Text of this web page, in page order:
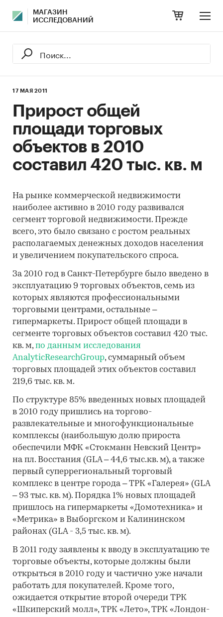
МАГАЗИН
ИССЛЕДОВАНИЙ
17 МАЯ 2011
Прирост общей
площади торговых
объектов в 2010
составил 420 тыс. кв. м
На рынке коммерческой недвижимости
наиболее активно в 2010 году развивался
сегмент торговой недвижимости. Прежде
всего, это было связано с ростом реальных
располагаемых денежных доходов населения
и увеличением покупательского спроса.
За 2010 год в Санкт-Петербурге было введено в
эксплуатацию 9 торговых объектов, семь из
которых являются профессиональными
торговыми центрами, остальные –
гипермаркеты. Прирост общей площади в
сегменте торговых объектов составил 420 тыс.
кв. м,по данным исследования
AnalyticResearchGroup, cуммарный объем
торговых площадей этих объектов составил
219,6 тыс. кв. м.
По структуре 85% введенных новых площадей
в 2010 году пришлись на торгово-
развлекательные и многофункциональные
комплексы (наибольшую долю прироста
обеспечили МФК «Стокманн Невский Центр»
на пл. Восстания (GLA – 44,6 тыс.кв. м), а также
первый суперрегиональный торговый
комплекс в центре города – ТРК «Галерея» (GLA
– 93 тыс. кв. м). Порядка 1% новых площадей
пришлось на гипермаркеты «Домотехника» и
«Метрика» в Выборгском и Калининском
районах (GLA - 3,5 тыс. кв. м).
В 2011 году заявлены к вводу в эксплуатацию те
торговые объекты, которые должны были
открыться в 2010 году и частично уже начали
работать для покупателей. Кроме того,
ожидается открытие второй очереди ТРК
«Шкиперский молл», ТРК «Лето», ТРК «Лондон-